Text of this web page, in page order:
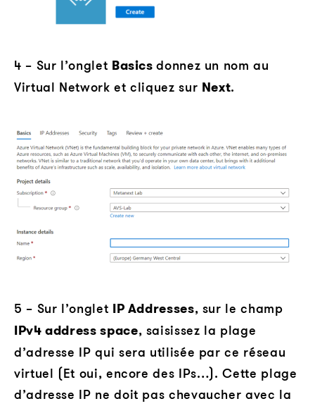
4 – Sur l’onglet Basicsdonnez un nom au
Virtual Network et cliquez sur Next.
5 – Sur l’onglet IP Addresses, sur le champ
IPv4 address space, saisissez la plage
d’adresse IP qui sera utilisée par ce réseau
virtuel (Et oui, encore des IPs…). Cette plage
d’adresse IP ne doit pas chevaucher avec la